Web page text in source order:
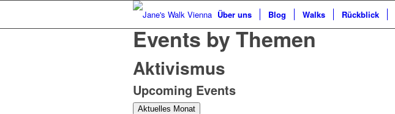
Über uns Blog Walks Rückblick
Events by Themen
Aktivismus
Upcoming Events
Aktuelles Monat